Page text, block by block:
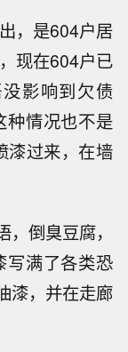
，是604户居
现在604户已
影响到欠债
种情况也不是
漆过来，在墙
倒臭豆腐，
写满了各类恐
漆，并在走廊